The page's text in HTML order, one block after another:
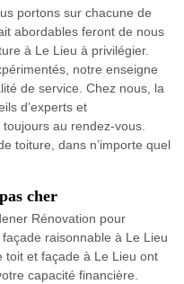
portons sur chacune de
abordables feront de nous
à Le Lieu à privilégier.
notre enseigne
de service. Chez nous, la
d’experts et
au rendez-vous.
toiture, dans n’importe quel
cher
Rénovation pour
raisonnable à Le Lieu
toit et façade à Le Lieu ont
capacité financière.